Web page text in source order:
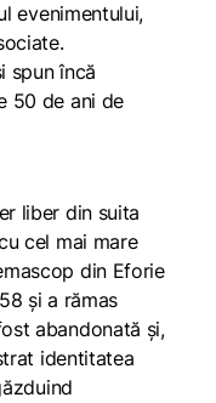
evenimentului,
spun încă
50 de ani de
liber din suita
cel mai mare
din Eforie
şi a rămas
abandonată și,
identitatea